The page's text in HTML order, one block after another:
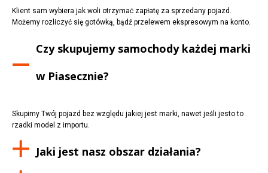
Klient sam wybiera jak woli otrzymać zapłatę za sprzedany pojazd.
Możemy rozliczyć się gotówką, bądź przelewem ekspresowym na konto.
Czy skupujemy samochody każdej marki
w Piasecznie?
Skupimy Twój pojazd bez względu jakiej jest marki, nawet jeśli jesto to
rzadki model z importu.
Jaki jest nasz obszar działania?